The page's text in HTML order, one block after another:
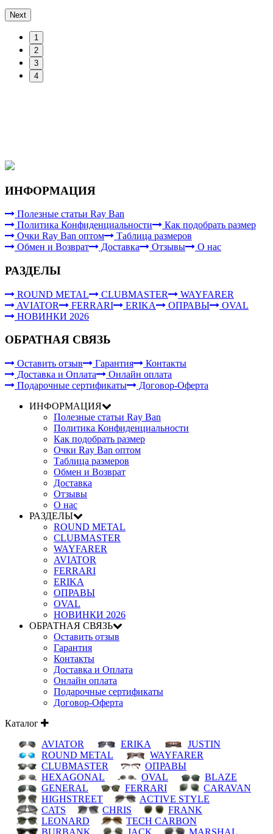
Next
1
2
3
4
ИНФОРМАЦИЯ
Полезные статьи Ray Ban
Политика Конфиденциальности
Как подобрать размер
Очки Ray Ban оптом
Таблица размеров
Обмен и Возврат
Доставка Отзывы О нас
РАЗДЕЛЫ
ROUND METAL CLUBMASTER
WAYFARER
AVIATOR
FERRARI ERIKA ОПРАВЫ
OVAL
НОВИНКИ 2026
ОБРАТНАЯ СВЯЗЬ
Оставить отзыв Гарантия
Контакты
Доставка и Оплата
Онлайн оплата
Подарочные сертификаты
Договор-Оферта
ИНФОРМАЦИЯ
Полезные статьи Ray Ban
Политика Конфиденциальности
Как подобрать размер
Очки Ray Ban оптом
Таблица размеров
Обмен и Возврат
Доставка
Отзывы
О нас
РАЗДЕЛЫ
ROUND METAL
CLUBMASTER
WAYFARER
AVIATOR
FERRARI
ERIKA
ОПРАВЫ
OVAL
НОВИНКИ 2026
ОБРАТНАЯ СВЯЗЬ
Оставить отзыв
Гарантия
Контакты
Доставка и Оплата
Онлайн оплата
Подарочные сертификаты
Договор-Оферта
Каталог
AVIATOR
ERIKA
JUSTIN
ROUND METAL
WAYFARER
CLUBMASTER
ОПРАВЫ
HEXAGONAL
OVAL
BLAZE
GENERAL
FERRARI
CARAVAN
HIGHSTREET
ACTIVE STYLE
CATS
CHRIS
FRANK
LEONARD
TECH CARBON